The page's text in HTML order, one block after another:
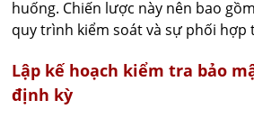
huống. Chiến lược này nên bao
quy trình kiểm soát và sự phối hợp
Lập kế hoạch kiểm tra bảo
định kỳ